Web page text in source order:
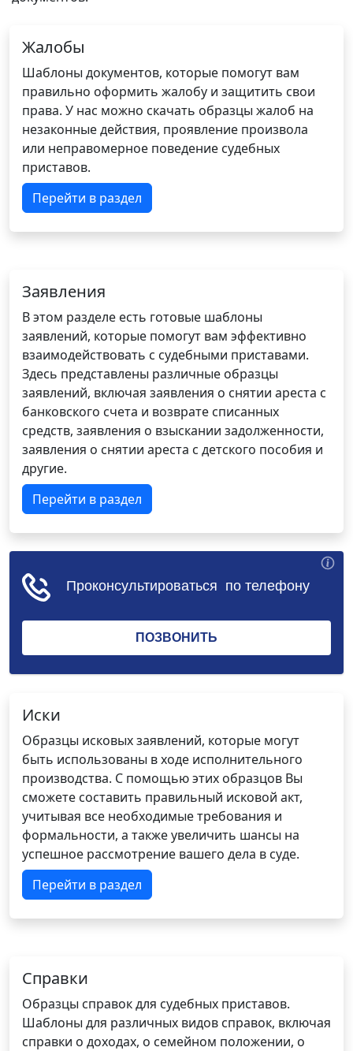
Жалобы
Шаблоны документов, которые помогут вам
правильно оформить жалобу и защитить свои
права. У нас можно скачать образцы жалоб на
незаконные действия, проявление произвола
или неправомерное поведение судебных
приставов.
Перейти в раздел
Заявления
В этом разделе есть готовые шаблоны
заявлений, которые помогут вам эффективно
взаимодействовать с судебными приставами.
Здесь представлены различные образцы
заявлений, включая заявления о снятии ареста с
банковского счета и возврате списанных
средств, заявления о взыскании задолженности,
заявления о снятии ареста с детского пособия и
другие.
Перейти в раздел
Иски
Образцы исковых заявлений, которые могут
быть использованы в ходе исполнительного
производства. С помощью этих образцов Вы
сможете составить правильный исковой акт,
учитывая все необходимые требования и
формальности, а также увеличить шансы на
успешное рассмотрение вашего дела в суде.
Перейти в раздел
Справки
Образцы справок для судебных приставов.
Шаблоны для различных видов справок, включая
справки о доходах, о семейном положении, о